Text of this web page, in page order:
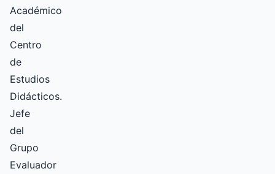
Académico
del
Centro
de
Estudios
Didácticos.
Jefe
del
Grupo
Evaluador